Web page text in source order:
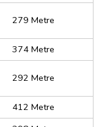
279 Metre
374 Metre
292 Metre
412 Metre